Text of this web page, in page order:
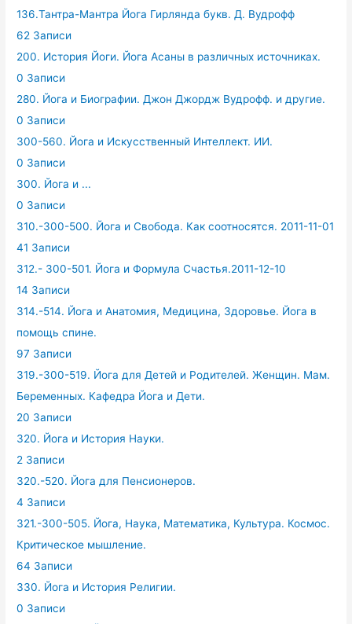
136.Тантра-Мантра Йога Гирлянда букв. Д. Вудрофф
62 Записи
200. История Йоги. Йога Асаны в различных источниках.
0 Записи
280. Йога и Биографии. Джон Джордж Вудрофф. и другие.
0 Записи
300-560. Йога и Искусственный Интеллект. ИИ.
0 Записи
300. Йога и ...
0 Записи
310.-300-500. Йога и Свобода. Как соотносятся. 2011-11-01
41 Записи
312.- 300-501. Йога и Формула Счастья.2011-12-10
14 Записи
314.-514. Йога и Анатомия, Медицина, Здоровье. Йога в
помощь спине.
97 Записи
319.-300-519. Йога для Детей и Родителей. Женщин. Мам.
Беременных. Кафедра Йога и Дети.
20 Записи
320. Йога и История Науки.
2 Записи
320.-520. Йога для Пенсионеров.
4 Записи
321.-300-505. Йога, Наука, Математика, Культура. Космос.
Критическое мышление.
64 Записи
330. Йога и История Религии.
0 Записи